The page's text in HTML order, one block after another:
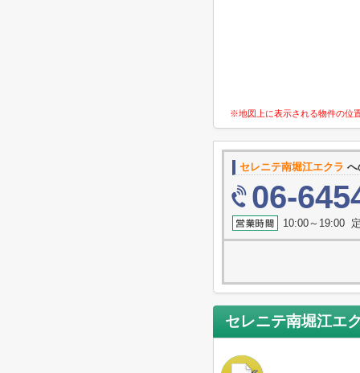
※地図上に表示される物件の位
セレニテ南堀江エクラ へ
06-
10:00～19:00
セレニテ南堀江エ